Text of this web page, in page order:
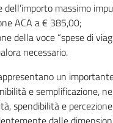
dell’importo massimo
ACA a € 385,00;
della voce “spese di
necessario.
un
e semplificazione,
spendibilità e